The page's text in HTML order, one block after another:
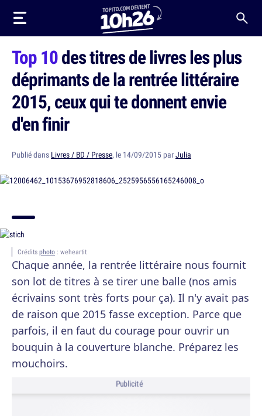
Top 10des titres de livres les plus
déprimants de la rentrée littéraire
2015, ceux qui te donnent envie
d'en finir
Publié dans Livres / BD / Presse, le 14/09/2015 parJulia
Crédits photo : weheartit
Chaque année, la rentrée littéraire nous fournit
son lot de titres à se tirer une balle (nos amis
écrivains sont très forts pour ça). Il n'y avait pas
de raison que 2015 fasse exception. Parce que
parfois, il en faut du courage pour ouvrir un
bouquin à la couverture blanche. Préparez les
mouchoirs.
Publicité